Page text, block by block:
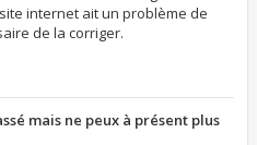
internet ait un problème de
de la corriger.
mais ne peux à présent plus